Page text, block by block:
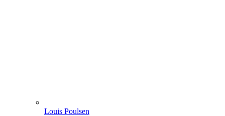
Louis Poulsen